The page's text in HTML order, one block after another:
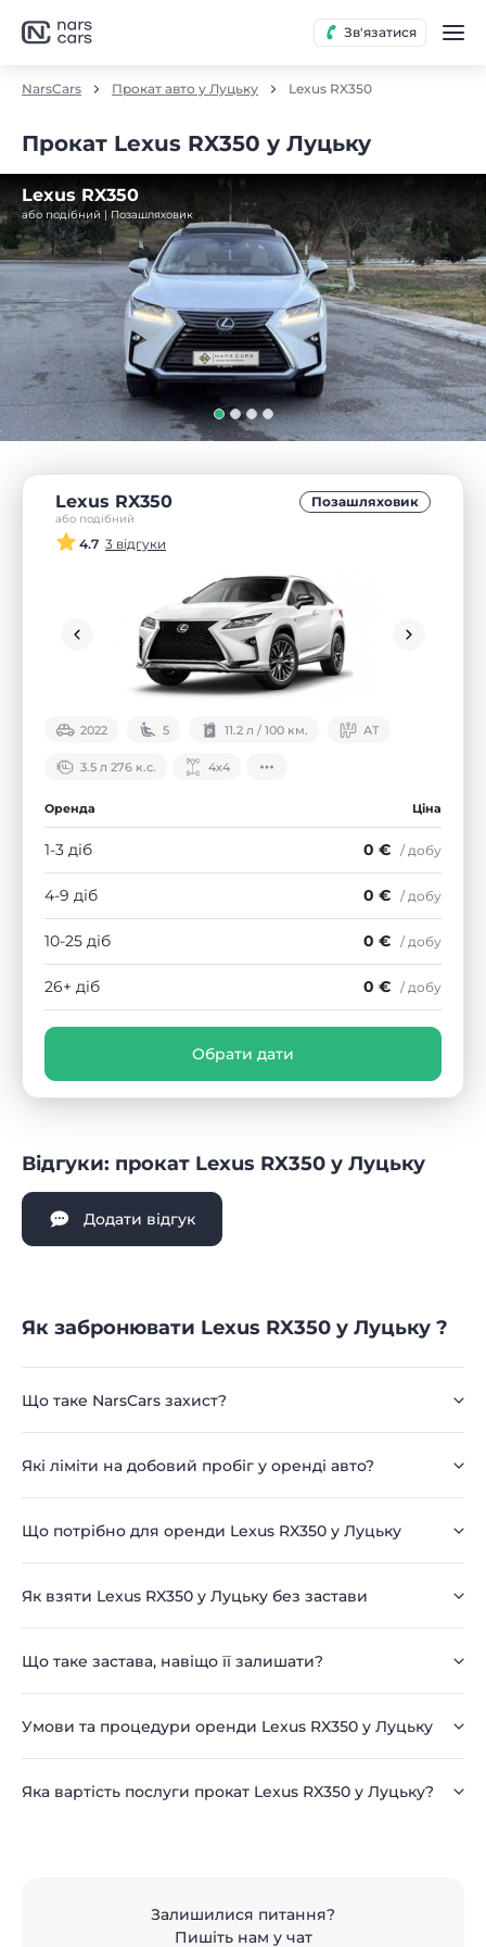
Зв'язатися
NarsCars Прокат авто у Луцьку Lexus RX350
Прокат Lexus RX350 у Луцьку
Lexus RX350
або подібний | Позашляховик
Lexus RX350
або подібний
Позашляховик
4.7 3 відгуки
2022 5 11.2 л / 100 км. АТ
3.5 л 276 к.с. 4х4
Оренда Ціна
1-3 діб 0 € / добу
4-9 діб 0 € / добу
10-25 діб 0 € / добу
26+ діб 0 € / добу
Обрати дати
Відгуки: прокат Lexus RX350 у Луцьку
Додати відгук
Як забронювати Lexus RX350 у Луцьку ?
Що таке NarsCars захист?
Які ліміти на добовий пробіг у оренді авто?
Що потрібно для оренди Lexus RX350 у Луцьку
Як взяти Lexus RX350 у Луцьку без застави
Що таке застава, навіщо її залишати?
Умови та процедури оренди Lexus RX350 у Луцьку
Яка вартість послуги прокат Lexus RX350 у Луцьку?
Залишилися питання?
Пишіть нам у чат